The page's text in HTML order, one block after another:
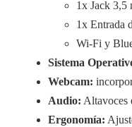
1x Jack
1x Entrada
Wi-Fi y
Sistema
Webcam:
Audio: Altavoces
Ergonomía: